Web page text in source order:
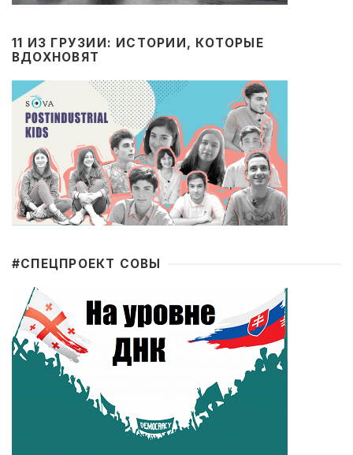
11 ИЗ ГРУЗИИ: ИСТОРИИ, КОТОРЫЕ
ВДОХНОВЯТ
#CПЕЦПРОЕКТ СОВЫ